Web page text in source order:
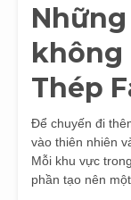
không
Thép
Để chuyến đi
vào thiên nhiên
Mỗi khu vực
phần tạo nên